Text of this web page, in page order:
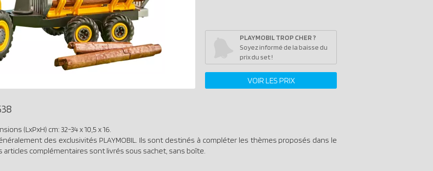
PLAYMOBIL TROP CHER ?
Soyez informé de la baisse du
prix du set !
VOIR LES PRIX
(LxPxH) cm: 32-34 x 10,5 x 16.
des exclusivités PLAYMOBIL. Ils sont destinés à compléter les thèmes proposés dans le
articles complémentaires sont livrés sous sachet, sans boîte.